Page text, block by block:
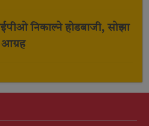
निकाल्ने होडबाजी, सोझा
आग्रह